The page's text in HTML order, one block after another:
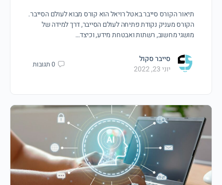
תיאור הקורס סייבר באטל רויאל הוא קורס מבוא לעולם הסייבר.
הקורס מעניק נקודת פתיחה לעולם הסייבר, דרך למידה של
מושגי מחשוב, רשתות ואבטחת מידע, וכיצד…
סייבר סקול
יוני 23, 2022
0תגובות